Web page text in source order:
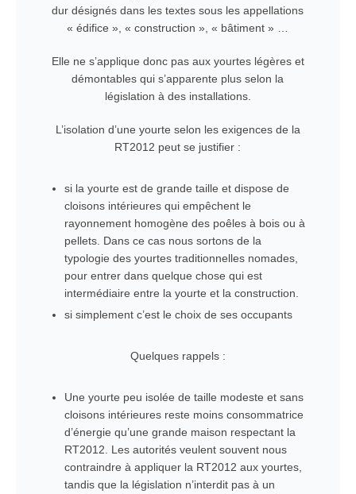
dur désignés dans les textes sous les appellations
« édifice », « construction », « bâtiment » …
Elle ne s’applique donc pas aux yourtes légères et
démontables qui s’apparente plus selon la
législation à des installations.
L’isolation d’une yourte selon les exigences de la
RT2012 peut se justifier :
si la yourte est de grande taille et dispose de
cloisons intérieures qui empêchent le
rayonnement homogène des poêles à bois ou à
pellets. Dans ce cas nous sortons de la
typologie des yourtes traditionnelles nomades,
pour entrer dans quelque chose qui est
intermédiaire entre la yourte et la construction.
si simplement c’est le choix de ses occupants
Quelques rappels :
Une yourte peu isolée de taille modeste et sans
cloisons intérieures reste moins consommatrice
d’énergie qu’une grande maison respectant la
RT2012. Les autorités veulent souvent nous
contraindre à appliquer la RT2012 aux yourtes,
tandis que la législation n’interdit pas à un